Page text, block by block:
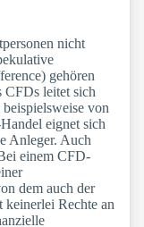
nicht
gehören
CFDs leitet sich
von
eignet sich
Anleger. Auch
einem CFD-
dem auch der
Rechte an